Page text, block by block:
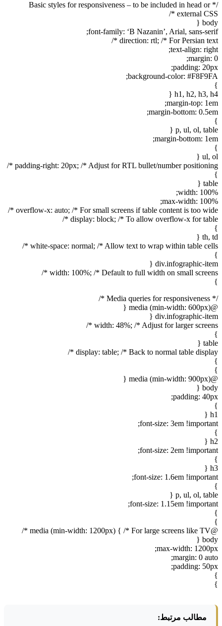
/* Basic styles for responsiveness – to be included in head or
external CSS */
body {
font-family: ‘B Nazanin’, Arial, sans-serif;
direction: rtl; /* For Persian text */
text-align: right;
margin: 0;
padding: 20px;
background-color: #F8F9FA;
}
h1, h2, h3, h4 {
margin-top: 1em;
margin-bottom: 0.5em;
}
p, ul, ol, table {
margin-bottom: 1em;
}
ul, ol {
padding-right: 20px; /* Adjust for RTL bullet/number positioning */
}
table {
width: 100%;
max-width: 100%;
overflow-x: auto; /* For small screens if table content is too wide */
display: block; /* To allow overflow-x for table */
}
th, td {
white-space: normal; /* Allow text to wrap within table cells */
}
div.infographic-item {
width: 100%; /* Default to full width on small screens */
}
/* Media queries for responsiveness */
@media (min-width: 600px) {
div.infographic-item {
width: 48%; /* Adjust for larger screens */
}
table {
display: table; /* Back to normal table display */
}
}
@media (min-width: 900px) {
body {
padding: 40px;
}
h1 {
font-size: 3em !important;
}
h2 {
font-size: 2em !important;
}
h3 {
font-size: 1.6em !important;
}
p, ul, ol, table {
font-size: 1.15em !important;
}
}
@media (min-width: 1200px) { /* For large screens like TV */
body {
max-width: 1200px;
margin: 0 auto;
padding: 50px;
}
}
مطالب مرتبط: